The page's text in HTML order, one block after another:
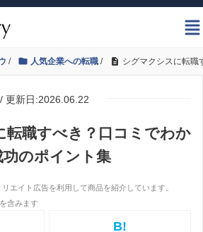
/ 人気企業への転職 / シグマクシスに転職
更新日:2026.06.22
転職すべき？口コミでわか
功のポイント集
B!